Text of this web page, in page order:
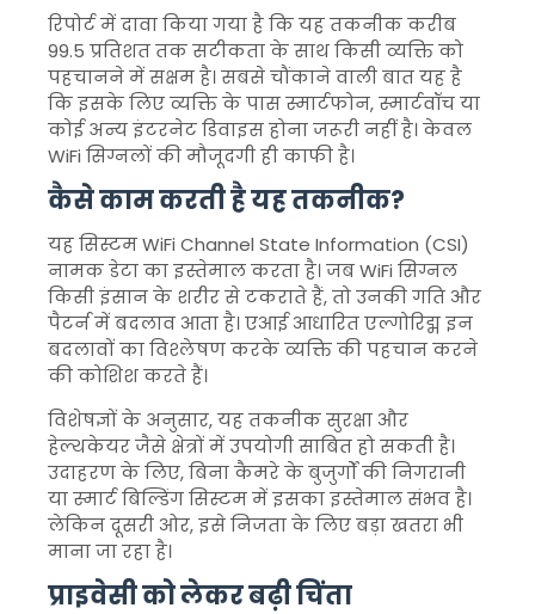
रिपोर्ट में दावा किया गया है कि यह तकनीक करीब
99.5 प्रतिशत तक सटीकता के साथ किसी व्यक्ति को
पहचानने में सक्षम है। सबसे चौंकाने वाली बात यह है
कि इसके लिए व्यक्ति के पास स्मार्टफोन, स्मार्टवॉच या
कोई अन्य इंटरनेट डिवाइस होना जरूरी नहीं है। केवल
WiFi सिग्नलों की मौजूदगी ही काफी है।
कैसे काम करती है यह तकनीक?
यह सिस्टम WiFi Channel State Information (CSI)
नामक डेटा का इस्तेमाल करता है। जब WiFi सिग्नल
किसी इंसान के शरीर से टकराते हैं, तो उनकी गति और
पैटर्न में बदलाव आता है। एआई आधारित एल्गोरिद्म इन
बदलावों का विश्लेषण करके व्यक्ति की पहचान करने
की कोशिश करते हैं।
विशेषज्ञों के अनुसार, यह तकनीक सुरक्षा और
हेल्थकेयर जैसे क्षेत्रों में उपयोगी साबित हो सकती है।
उदाहरण के लिए, बिना कैमरे के बुजुर्गों की निगरानी
या स्मार्ट बिल्डिंग सिस्टम में इसका इस्तेमाल संभव है।
लेकिन दूसरी ओर, इसे निजता के लिए बड़ा खतरा भी
माना जा रहा है।
प्राइवेसी को लेकर बढ़ी चिंता